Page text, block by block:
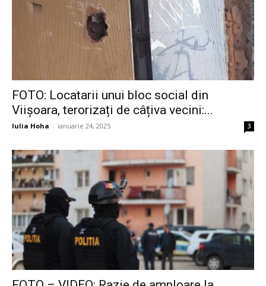
FOTO: Locatarii unui bloc social din
Viișoara, terorizați de câțiva vecini:...
Iulia Hoha - ianuarie 24, 2025 3